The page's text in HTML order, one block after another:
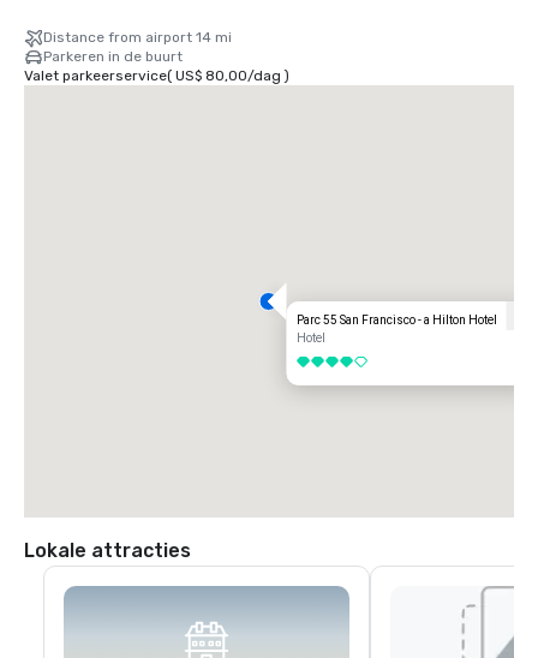
Distance from airport 14 mi
Parkeren in de buurt
Valet parkeerservice( US$ 80,00/dag )
Parc 55 San Francisco - a Hilton Hotel
Hotel
4 van 5
Lokale attracties